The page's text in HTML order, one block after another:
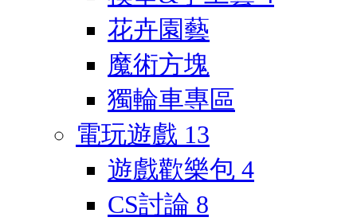
花卉園藝
魔術方塊
獨輪車專區
電玩遊戲 13
遊戲歡樂包 4
CS討論 8